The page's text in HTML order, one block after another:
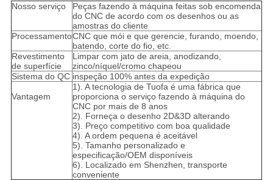
Nosso serviço
Peças fazendo à máquina feitas sob encomenda
do CNC de acordo com os desenhos ou as
amostras do cliente
ProcessamentoCNC que mói e que gerencie, furando, moendo,
batendo, corte do fio, etc.
Revestimento
de superfície
Limpar com jato de areia, anodizando,
zinco/níquel/cromo chapeou
Sistema do QC inspeção 100% antes da expedição
Vantagem
1). A tecnologia de Tuofa é uma fábrica que
proporciona o serviço fazendo à máquina do
CNC por mais de 8 anos
2). Forneça o desenho 2D&3D alterando
3). Preço competitivo com boa qualidade
4). A ordem pequena é aceitável
5). Tamanho personalizado e
especificação/OEM disponíveis
6). Localizado em Shenzhen, transporte
conveniente